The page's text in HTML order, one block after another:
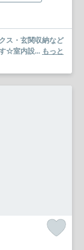
ス・玄関収納など
☆室内設... もっと